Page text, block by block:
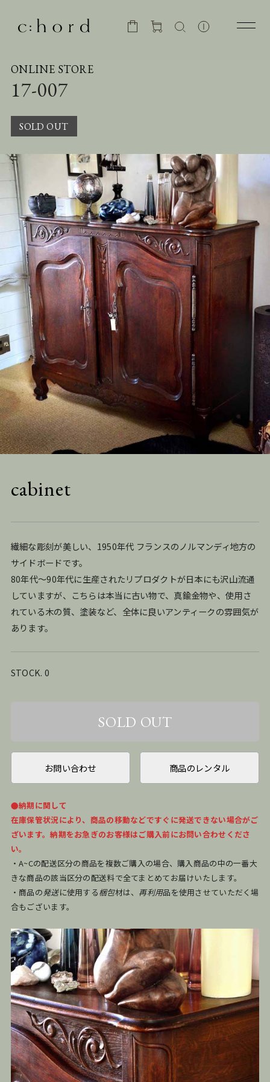
ONLINE STORE
17-007
cabinet
繊細な彫刻が美しい、1950年代 フランスのノルマンディ地方の
サイドボードです。
80年代〜90年代に生産されたリプロダクトが日本にも沢山流通
していますが、こちらは本当に古い物で、真鍮金物や、使用さ
れている木の質、塗装など、全体に良いアンティークの雰囲気が
あります。
STOCK. 0
お問い合わせ 商品のレンタル
●納期に関して
在庫保管状況により、商品の移動などですぐに発送できない場合がご
ざいます。納期をお急ぎのお客様はご購入前にお問い合わせくださ
い。
・A~Cの配送区分の商品を複数ご購入の場合、購入商品の中の一番大
きな商品の該当区分の配送料で全てまとめてお届けいたします。
・商品の発送に使用する梱包材は、 再利用品を使用させていただく場
合もございます。